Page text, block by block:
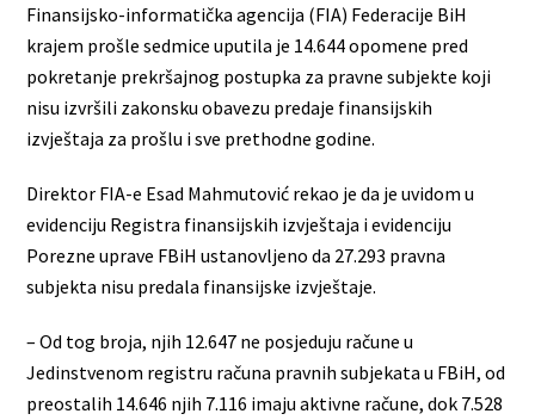
Finansijsko-informatička agencija (FIA) Federacije BiH
krajem prošle sedmice uputila je 14.644 opomene pred
pokretanje prekršajnog postupka za pravne subjekte koji
nisu izvršili zakonsku obavezu predaje finansijskih
izvještaja za prošlu i sve prethodne godine.
Direktor FIA-e Esad Mahmutović rekao je da je uvidom u
evidenciju Registra finansijskih izvještaja i evidenciju
Porezne uprave FBiH ustanovljeno da 27.293 pravna
subjekta nisu predala finansijske izvještaje.
– Od tog broja, njih 12.647 ne posjeduju račune u
Jedinstvenom registru računa pravnih subjekata u FBiH, od
preostalih 14.646 njih 7.116 imaju aktivne račune, dok 7.528